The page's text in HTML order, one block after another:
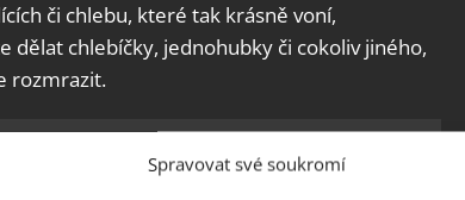
Spravovat své soukromí
či chlebu, které tak krásně voní,
dělat chlebíčky, jednohubky či cokoliv jiného,
rozmrazit.
chleba by byla v koši škoda.
hnojivo pro rajčata